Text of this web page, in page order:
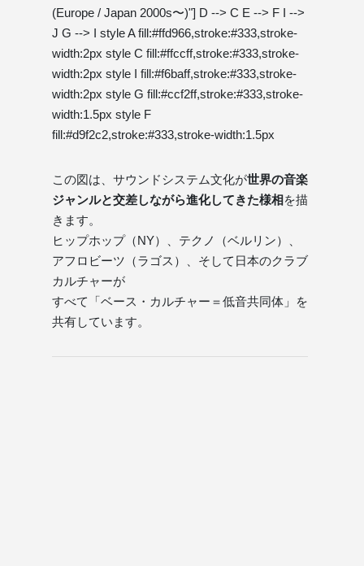
(Europe / Japan 2000s〜)"] D --> C E --> F I -->
J G --> I style A fill:#ffd966,stroke:#333,stroke-
width:2px style C fill:#ffccff,stroke:#333,stroke-
width:2px style I fill:#f6baff,stroke:#333,stroke-
width:2px style G fill:#ccf2ff,stroke:#333,stroke-
width:1.5px style F
fill:#d9f2c2,stroke:#333,stroke-width:1.5px
この図は、サウンドシステム文化が世界の音楽
ジャンルと交差しながら進化してきた様相を描
きます。
ヒップホップ（NY）、テクノ（ベルリン）、
アフロビーツ（ラゴス）、そして日本のクラブ
カルチャーが
すべて「ベース・カルチャー＝低音共同体」を
共有しています。